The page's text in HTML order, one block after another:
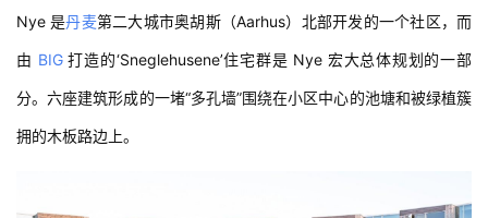
Nye 是丹麦第二大城市奥胡斯（Aarhus）北部开发的一个社区，而
由 BIG 打造的‘Sneglehusene’住宅群是 Nye 宏大总体规划的一部
分。六座建筑形成的一堵“多孔墙”围绕在小区中心的池塘和被绿植簇
拥的木板路边上。